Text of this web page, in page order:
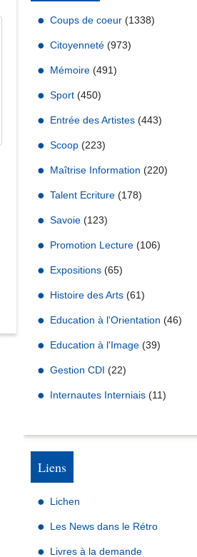
Coups de coeur (1338)
Citoyenneté (973)
Mémoire (491)
Sport (450)
Entrée des Artistes (443)
Scoop (223)
Maîtrise Information (220)
Talent Ecriture (178)
Savoie (123)
Promotion Lecture (106)
Expositions (65)
Histoire des Arts (61)
Education à l'Orientation (46)
Education à l'Image (39)
Gestion CDI (22)
Internautes Interniais (11)
Liens
Lichen
Les News dans le Rétro
Livres à la demande